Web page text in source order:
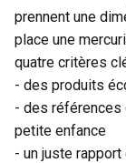
prennent une
place une
quatre critères
- des produits
- des références
petite enfance
- un juste